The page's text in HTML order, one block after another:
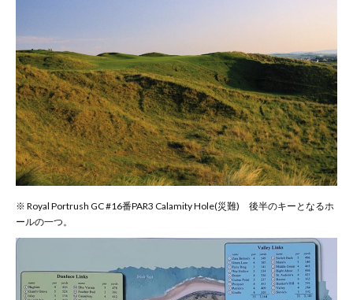
※ Royal Portrush GC #16番PAR3 Calamity Hole(災難) 後半のキーとなるホ
ールの一つ。